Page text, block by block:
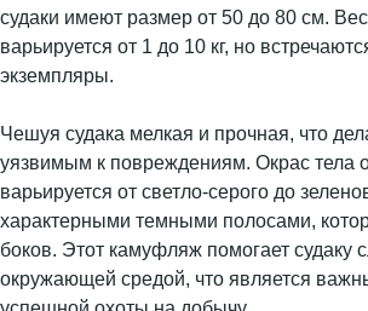
судаки имеют размер от 50 до 80 см. Вес
варьируется от 1 до 10 кг, но
экземпляры.
Чешуя судака мелкая и прочная, что
уязвимым к повреждениям. Окрас тела
варьируется от светло-серого до
характерными темными полосами,
боков. Этот камуфляж помогает судаку
окружающей средой, что является